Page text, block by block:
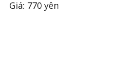
Giá: 770 yên